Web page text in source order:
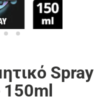
Spray
150ml